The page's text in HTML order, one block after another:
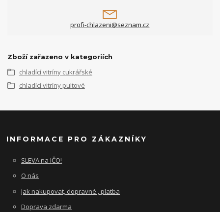
profi-chlazeni@seznam.cz
Zboží zařazeno v kategoriích
chladící vitríny cukrářské
chladící vitríny pultové
INFORMACE PRO ZÁKAZNÍKY
SLEVA na IČO!
O nás
Jak nakupovat, dopravné , platba
Doprava zdarma